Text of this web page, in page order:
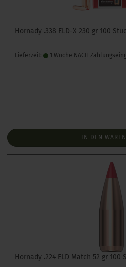
Hornady .338 ELD-X 230 gr 100
Lieferzeit: 1 Woche NACH
IN DEN
Hornady .224 ELD Match 52 gr 100